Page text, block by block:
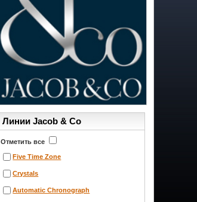
Линии Jacob & Co
Отметить все
Five Time Zone
Crystals
Automatic Chronograph